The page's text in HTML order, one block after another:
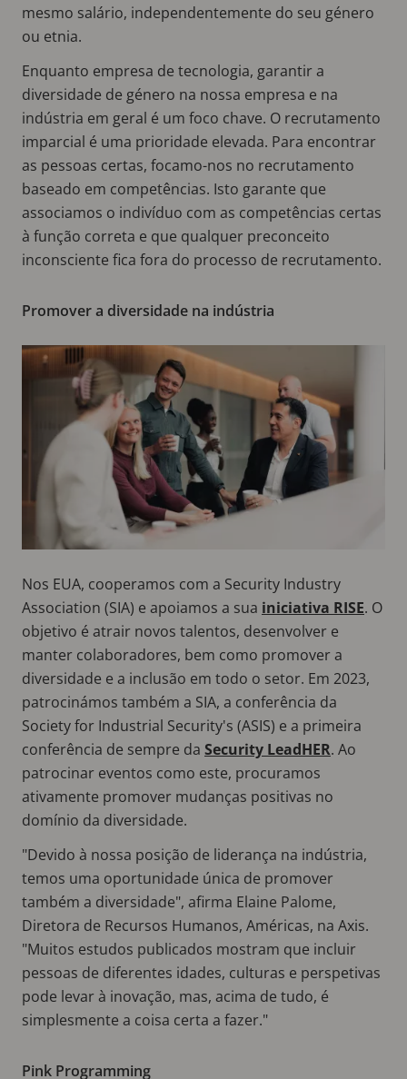
mesmo salário, independentemente do seu género
ou etnia.
Enquanto empresa de tecnologia, garantir a
diversidade de género na nossa empresa e na
indústria em geral é um foco chave. O recrutamento
imparcial é uma prioridade elevada. Para encontrar
as pessoas certas, focamo-nos no recrutamento
baseado em competências. Isto garante que
associamos o indivíduo com as competências certas
à função correta e que qualquer preconceito
inconsciente fica fora do processo de recrutamento.
Promover a diversidade na indústria
Nos EUA, cooperamos com a Security Industry
Association (SIA) e apoiamos a sua iniciativa RISE. O
objetivo é atrair novos talentos, desenvolver e
manter colaboradores, bem como promover a
diversidade e a inclusão em todo o setor. Em 2023,
patrocinámos também a SIA, a conferência da
Society for Industrial Security's (ASIS) e a primeira
conferência de sempre da Security LeadHER. Ao
patrocinar eventos como este, procuramos
ativamente promover mudanças positivas no
domínio da diversidade.
"Devido à nossa posição de liderança na indústria,
temos uma oportunidade única de promover
também a diversidade", afirma Elaine Palome,
Diretora de Recursos Humanos, Américas, na Axis.
"Muitos estudos publicados mostram que incluir
pessoas de diferentes idades, culturas e perspetivas
pode levar à inovação, mas, acima de tudo, é
simplesmente a coisa certa a fazer."
Pink Programming